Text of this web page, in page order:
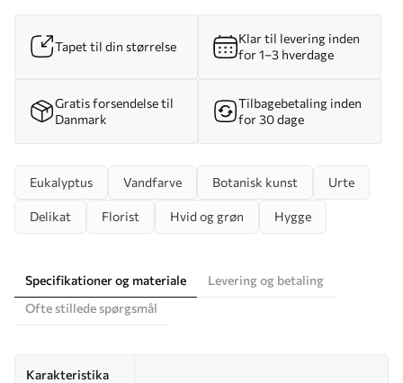
Tapet til din størrelse
Klar til levering inden
for 1–3 hverdage
Gratis forsendelse til
Danmark
Tilbagebetaling inden
for 30 dage
Eukalyptus Vandfarve Botanisk kunst Urte
Delikat Florist Hvid og grøn Hygge
Specifikationer og materiale
Levering og betaling
Ofte stillede spørgsmål
Karakteristika